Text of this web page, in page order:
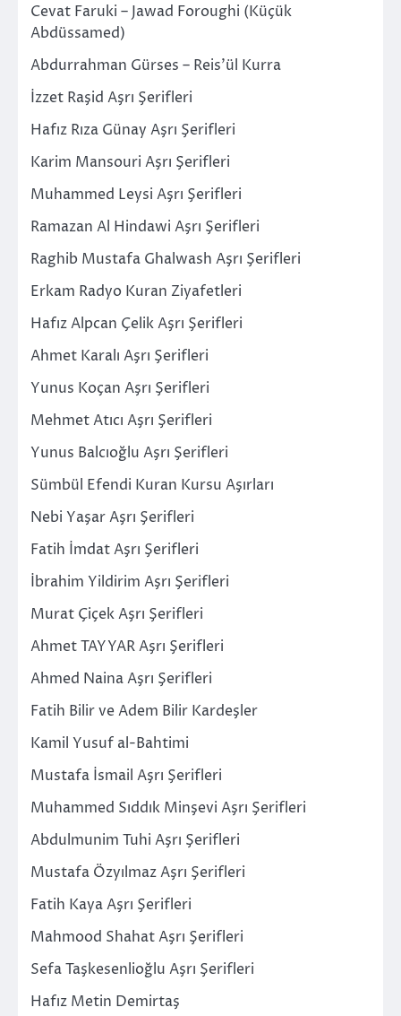
Cevat Faruki – Jawad Foroughi (Küçük
Abdüssamed)
Abdurrahman Gürses – Reis’ül Kurra
İzzet Raşid Aşrı Şerifleri
Hafız Rıza Günay Aşrı Şerifleri
Karim Mansouri Aşrı Şerifleri
Muhammed Leysi Aşrı Şerifleri
Ramazan Al Hindawi Aşrı Şerifleri
Raghib Mustafa Ghalwash Aşrı Şerifleri
Erkam Radyo Kuran Ziyafetleri
Hafız Alpcan Çelik Aşrı Şerifleri
Ahmet Karalı Aşrı Şerifleri
Yunus Koçan Aşrı Şerifleri
Mehmet Atıcı Aşrı Şerifleri
Yunus Balcıoğlu Aşrı Şerifleri
Sümbül Efendi Kuran Kursu Aşırları
Nebi Yaşar Aşrı Şerifleri
Fatih İmdat Aşrı Şerifleri
İbrahim Yildirim Aşrı Şerifleri
Murat Çiçek Aşrı Şerifleri
Ahmet TAYYAR Aşrı Şerifleri
Ahmed Naina Aşrı Şerifleri
Fatih Bilir ve Adem Bilir Kardeşler
Kamil Yusuf al-Bahtimi
Mustafa İsmail Aşrı Şerifleri
Muhammed Sıddık Minşevi Aşrı Şerifleri
Abdulmunim Tuhi Aşrı Şerifleri
Mustafa Özyılmaz Aşrı Şerifleri
Fatih Kaya Aşrı Şerifleri
Mahmood Shahat Aşrı Şerifleri
Sefa Taşkesenlioğlu Aşrı Şerifleri
Hafız Metin Demirtaş